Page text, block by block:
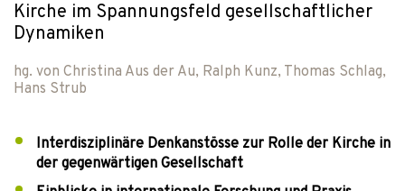
Kirche im Spannungsfeld gesellschaftlicher
Dynamiken
hg. von Christina Aus der Au, Ralph Kunz, Thomas Schlag,
Hans Strub
Interdisziplinäre Denkanstösse zur Rolle der Kirche in
der gegenwärtigen Gesellschaft